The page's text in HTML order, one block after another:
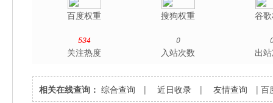
百度权重 搜狗权重 谷
534
关注热度
0
入站次数 出
相关在线查询： 综合查询 |近日收录 |友情查询 |百